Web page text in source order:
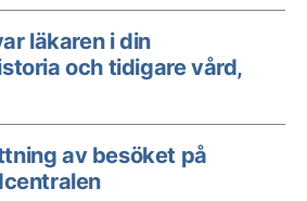
läkaren i din
och tidigare vård,
av besöket på